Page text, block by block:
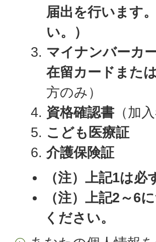
届出を行います
い。）
マイナンバーカ
在留カードまた
方のみ）
資格確認書 （加
こども医療証
介護保険証
（注）上記1は
（注）上記2～6
ください。